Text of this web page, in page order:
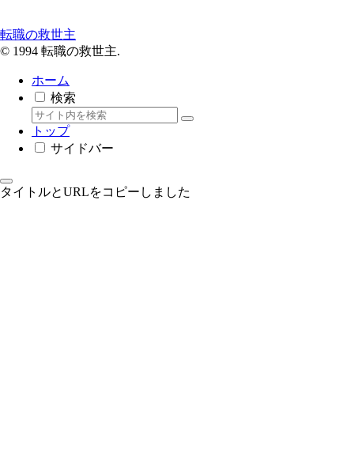
転職の救世主
© 1994 転職の救世主.
ホーム
検索
トップ
サイドバー
タイトルとURLをコピーしました